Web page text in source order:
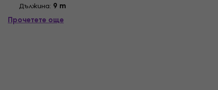
Дължина: 9 m
Прочетете още